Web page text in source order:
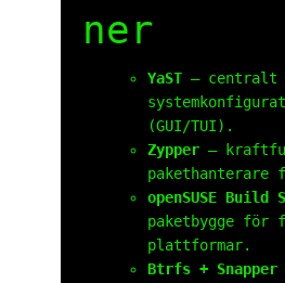
ner
YaST – centralt
(GUI/TUI).
Zypper –
pakethanterare
openSUSE Build
paketbygge för
plattformar.
Btrfs + Snapper